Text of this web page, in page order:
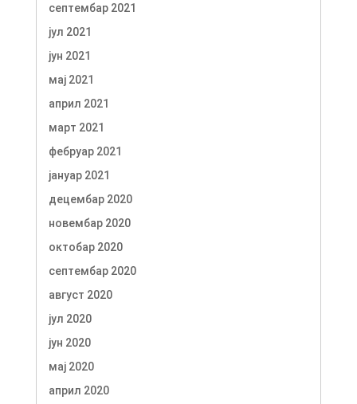
септембар 2021
јул 2021
јун 2021
мај 2021
април 2021
март 2021
фебруар 2021
јануар 2021
децембар 2020
новембар 2020
октобар 2020
септембар 2020
август 2020
јул 2020
јун 2020
мај 2020
април 2020